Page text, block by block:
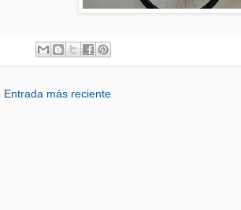
Entrada más reciente